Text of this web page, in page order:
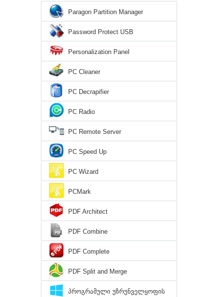
Paragon Partition Manager
Password Protect USB
Personalization Panel
PC Cleaner
PC Decrapifier
PC Radio
PC Remote Server
PC Speed Up
PC Wizard
PCMark
PDF Architect
PDF Combine
PDF Complete
PDF Split and Merge
პროგრამული უზრუნველყოფის